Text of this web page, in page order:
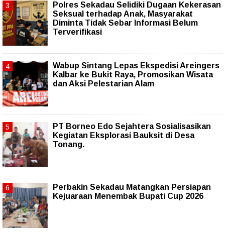
Polres Sekadau Selidiki Dugaan Kekerasan
Seksual terhadap Anak, Masyarakat
Diminta Tidak Sebar Informasi Belum
Terverifikasi
Wabup Sintang Lepas Ekspedisi Areingers
Kalbar ke Bukit Raya, Promosikan Wisata
dan Aksi Pelestarian Alam
PT Borneo Edo Sejahtera Sosialisasikan
Kegiatan Eksplorasi Bauksit di Desa
Tonang.
Perbakin Sekadau Matangkan Persiapan
Kejuaraan Menembak Bupati Cup 2026